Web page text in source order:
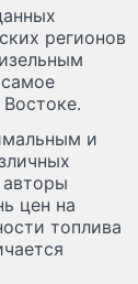
регионов
и
цен на
топлива